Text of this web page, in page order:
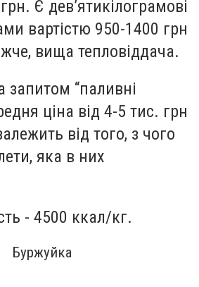
Є дев’ятикілограмові
вартістю 950-1400 грн
вища тепловіддача.
“паливні
ціна від 4-5 тис. грн
від того, з чого
яка в них
- 4500 ккал/кг.
Буржуйка